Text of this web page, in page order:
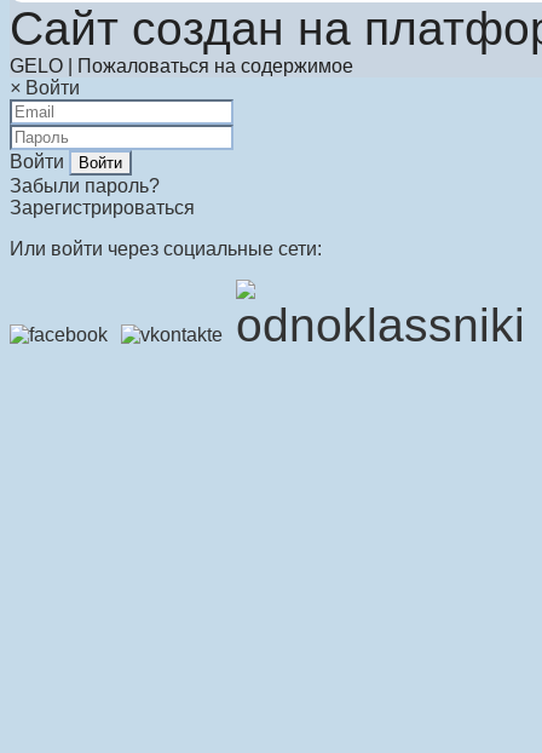
Сайт создан на
GELO | Пожаловаться на содержимое
× Войти
Войти
Забыли пароль?
Зарегистрироваться
Или войти через социальные сети: